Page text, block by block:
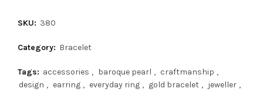
SKU: 380
Category: Bracelet
Tags: accessories , baroque pearl , craftmanship ,
design , earring , everyday ring , gold bracelet , jeweller ,